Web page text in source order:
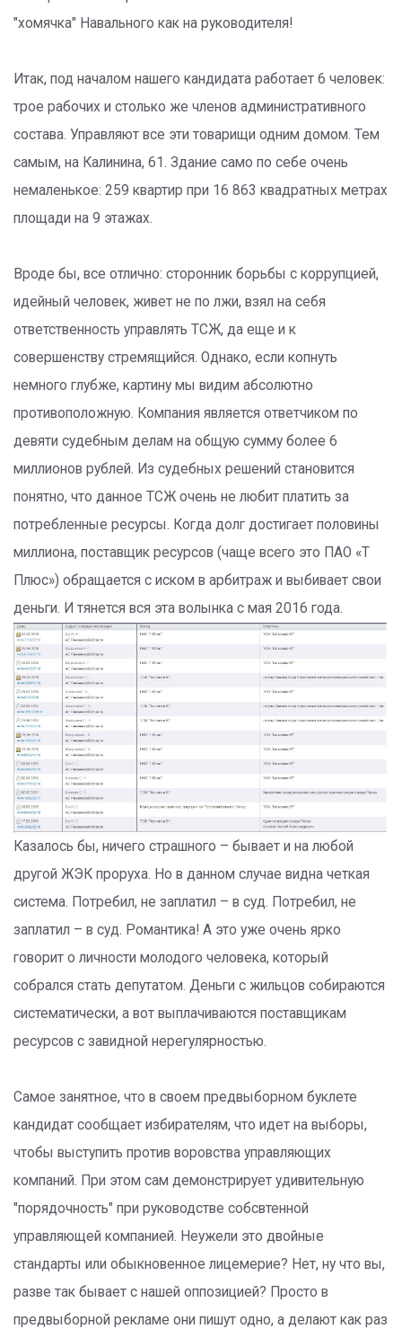
"хомячка" Навального как на руководителя!
Итак, под началом нашего кандидата работает 6 человек:
трое рабочих и столько же членов административного
состава. Управляют все эти товарищи одним домом. Тем
самым, на Калинина, 61. Здание само по себе очень
немаленькое: 259 квартир при 16 863 квадратных метрах
площади на 9 этажах.
Вроде бы, все отлично: сторонник борьбы с коррупцией,
идейный человек, живет не по лжи, взял на себя
ответственность управлять ТСЖ, да еще и к
совершенству стремящийся. Однако, если копнуть
немного глубже, картину мы видим абсолютно
противоположную. Компания является ответчиком по
девяти судебным делам на общую сумму более 6
миллионов рублей. Из судебных решений становится
понятно, что данное ТСЖ очень не любит платить за
потребленные ресурсы. Когда долг достигает половины
миллиона, поставщик ресурсов (чаще всего это ПАО «Т
Плюс») обращается с иском в арбитраж и выбивает свои
деньги. И тянется вся эта волынка с мая 2016 года.
Казалось бы, ничего страшного – бывает и на любой
другой ЖЭК проруха. Но в данном случае видна четкая
система. Потребил, не заплатил – в суд. Потребил, не
заплатил – в суд. Романтика! А это уже очень ярко
говорит о личности молодого человека, который
собрался стать депутатом. Деньги с жильцов собираются
систематически, а вот выплачиваются поставщикам
ресурсов с завидной нерегулярностью.
Самое занятное, что в своем предвыборном буклете
кандидат сообщает избирателям, что идет на выборы,
чтобы выступить против воровства управляющих
компаний. При этом сам демонстрирует удивительную
"порядочность" при руководстве собсвтенной
управляющей компанией. Неужели это двойные
стандарты или обыкновенное лицемерие? Нет, ну что вы,
разве так бывает с нашей оппозицией? Просто в
предвыборной рекламе они пишут одно, а делают как раз